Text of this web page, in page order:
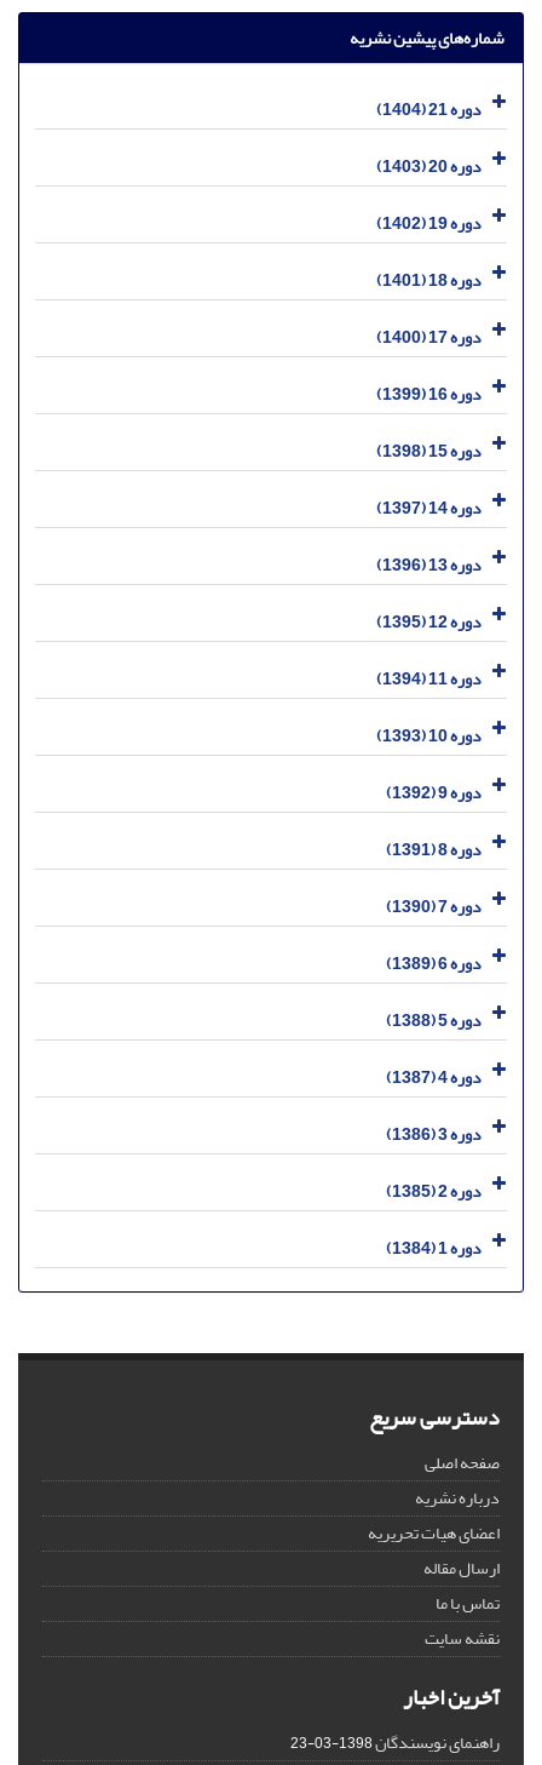
شماره‌های پیشین نشریه
دوره 21 (1404)
دوره 20 (1403)
دوره 19 (1402)
دوره 18 (1401)
دوره 17 (1400)
دوره 16 (1399)
دوره 15 (1398)
دوره 14 (1397)
دوره 13 (1396)
دوره 12 (1395)
دوره 11 (1394)
دوره 10 (1393)
دوره 9 (1392)
دوره 8 (1391)
دوره 7 (1390)
دوره 6 (1389)
دوره 5 (1388)
دوره 4 (1387)
دوره 3 (1386)
دوره 2 (1385)
دوره 1 (1384)
دسترسی سریع
صفحه اصلی
درباره نشریه
اعضای هیات تحریریه
ارسال مقاله
تماس با ما
نقشه سایت
آخرین اخبار
راهنمای نویسندگان1398-03-23